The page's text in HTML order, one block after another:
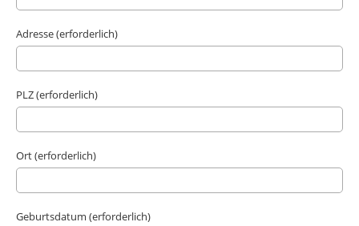
Adresse (erforderlich)
PLZ (erforderlich)
Ort (erforderlich)
Geburtsdatum (erforderlich)